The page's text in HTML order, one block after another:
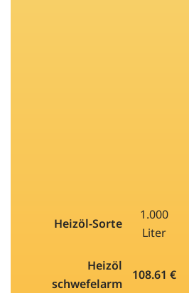
Heizöl-Sorte
1.000
Liter
Heizöl
schwefelarm
108.61 €